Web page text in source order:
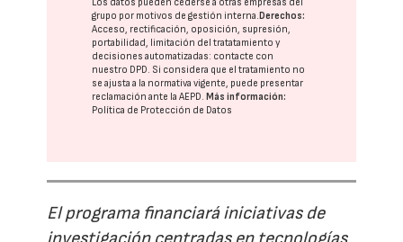
grupo por motivos de gestión interna.Derechos:
Acceso, rectificación, oposición, supresión,
portabilidad, limitación del tratatamiento y
decisiones automatizadas: contacte con
nuestro DPD. Si considera que el tratamiento no
se ajusta a la normativa vigente, puede presentar
reclamación ante laAEPD.Más información:
Política de Protección de Datos
El programa financiará iniciativas de